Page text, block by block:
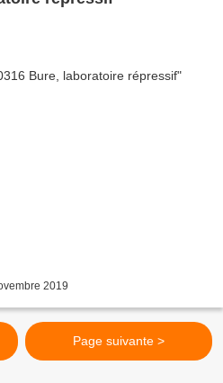
2019
Page suivante >